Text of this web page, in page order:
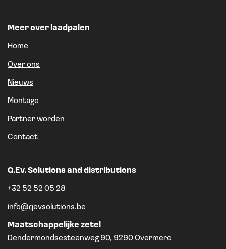
Meer over laadpalen
Home
Over ons
Nieuws
Montage
Partner worden
Contact
Q.Ev. Solutions and distributions
+32 52 52 05 28
info@qevsolutions.be
Maatschappelijke zetel
Dendermondsesteenweg 90, 9290 Overmere